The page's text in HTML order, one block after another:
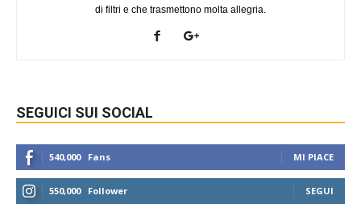
di filtri e che trasmettono molta allegria.
SEGUICI SUI SOCIAL
540,000 Fans MI PIACE
550,000 Follower SEGUI